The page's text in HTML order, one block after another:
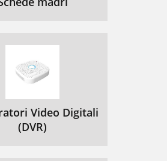
Video Digitali
(DVR)